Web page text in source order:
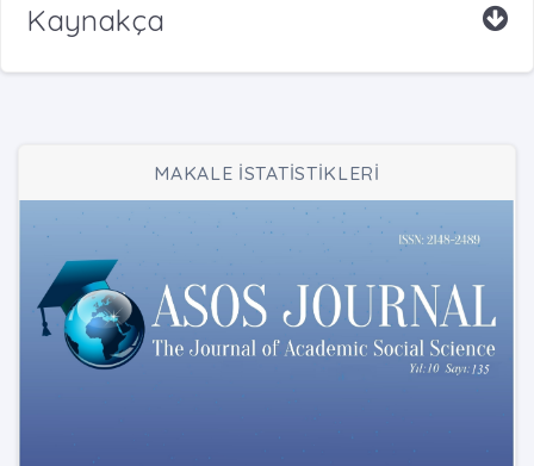
Kaynakça
MAKALE İSTATİSTİKLERİ